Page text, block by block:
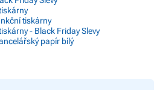
tiskárny
- Black Friday Slevy
papír bílý